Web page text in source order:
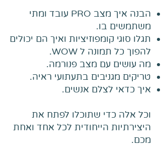
הבנה איך מצב PRO עובד ומתי
משתמשים בו.
תגלו סוגי קומפוזיציות ואיך הם יכולים
להפוך כל תמונה ל WOW.
מה עושים עם מצב פנורמה.
טריקים מגניבים בתעתועי ראיה.
איך כדאי לצלם אנשים.
וכל אלה כדי שתוכלו לפתח את
היצירתיות הייחודית לכל אחד ואחת
מכם.